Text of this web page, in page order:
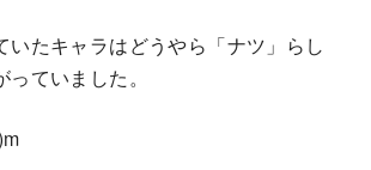
いたキャラはどうやら「ナツ」らし
ていました。